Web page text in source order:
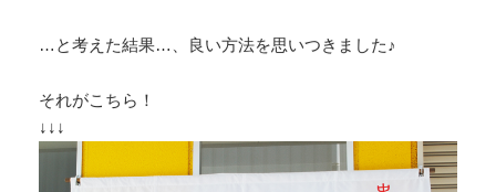
…と考えた結果…、良い方法を思いつきました♪
それがこちら！
↓↓↓